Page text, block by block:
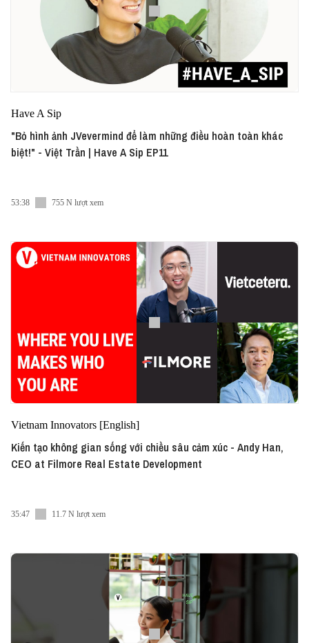
Have A Sip
"Bỏ hình ảnh JVevermind để làm những điều hoàn toàn khác
biệt!" - Việt Trần | Have A Sip EP11
53:38 755 N lượt xem
Vietnam Innovators [English]
Kiến tạo không gian sống với chiều sâu cảm xúc - Andy Han,
CEO at Filmore Real Estate Development
35:47 11.7 N lượt xem